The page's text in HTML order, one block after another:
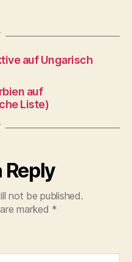
auf Ungarisch
auf
Liste)
Reply
not be published.
marked *